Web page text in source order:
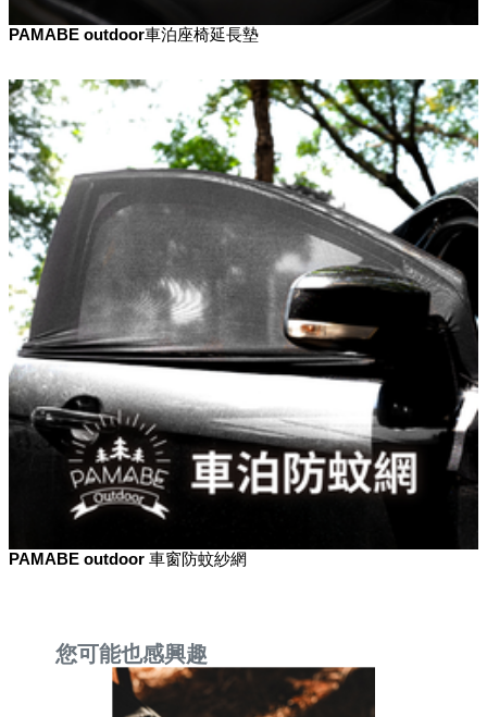
PAMABE outdoor車泊座椅延長墊
PAMABE outdoor 車窗防蚊紗網
您可能也感興趣